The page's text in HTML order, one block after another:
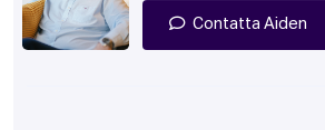
Contatta Aiden